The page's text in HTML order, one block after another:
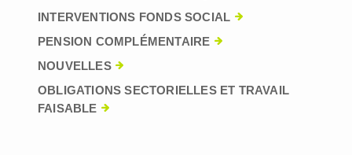
INTERVENTIONS FONDS SOCIAL
PENSION COMPLÉMENTAIRE
NOUVELLES
OBLIGATIONS SECTORIELLES ET TRAVAIL
FAISABLE